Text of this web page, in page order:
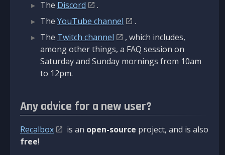
The Discord
.
The YouTube channel
.
The Twitch channel
, which includes,
among other things, a FAQ session on
Saturday and Sunday mornings from 10am
to 12pm.
Any advice for a new user?
Recalbox is an open-source project, and is also
free!